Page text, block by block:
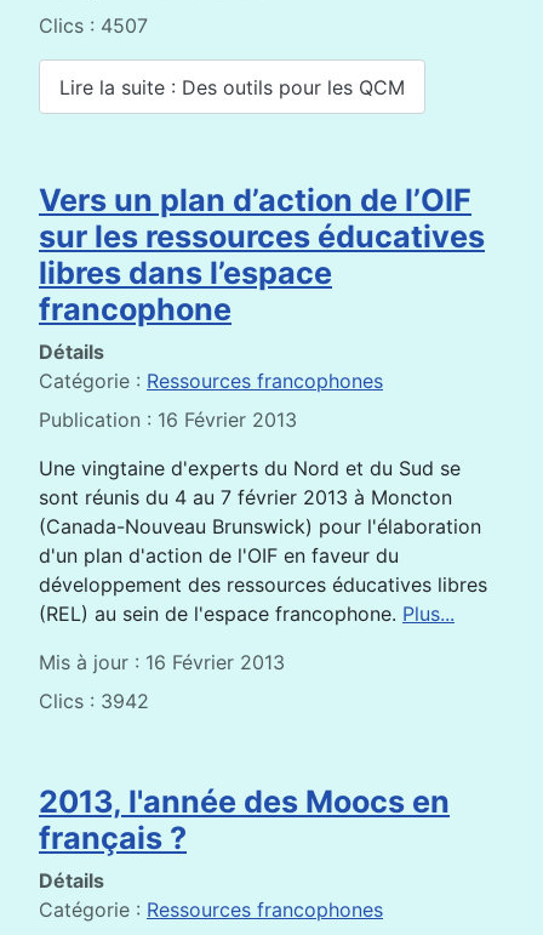
Clics : 4507
Lire la suite : Des outils pour les QCM
Vers un plan d’action de l’OIF
sur les ressources éducatives
libres dans l’espace
francophone
Détails
Catégorie : Ressources francophones
Publication : 16 Février 2013
Une vingtaine d'experts du Nord et du Sud se
sont réunis du 4 au 7 février 2013 à Moncton
(Canada-Nouveau Brunswick) pour l'élaboration
d'un plan d'action de l'OIF en faveur du
développement des ressources éducatives libres
(REL) au sein de l'espace francophone. Plus...
Mis à jour : 16 Février 2013
Clics : 3942
2013, l'année des Moocs en
français ?
Détails
Catégorie : Ressources francophones